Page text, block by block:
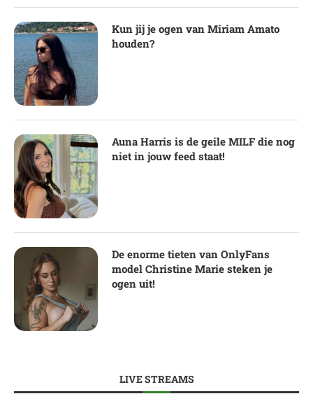
Kun jij je ogen van Miriam Amato
houden?
Auna Harris is de geile MILF die nog
niet in jouw feed staat!
De enorme tieten van OnlyFans
model Christine Marie steken je
ogen uit!
LIVE STREAMS